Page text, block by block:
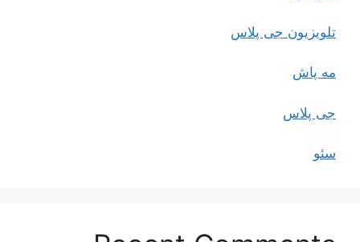
تلویزیون جی پلاس
مه پاش
جی پلاس
سئو